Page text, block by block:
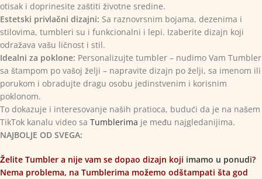
otisak i doprinesite zaštiti životne sredine.
Estetski privlačni dizajni: Sa raznovrsnim bojama, dezenima i
stilovima, tumbleri su i funkcionalni i lepi. Izaberite dizajn koji
odražava vašu ličnost i stil.
Idealni za poklone: Personalizujte tumbler – nudimo Vam Tumbler
sa štampom po vašoj želji – napravite dizajn po želji, sa imenom ili
porukom i obradujte dragu osobu jedinstvenim i korisnim
poklonom.
To dokazuje i interesovanje naših pratioca, budući da je na našem
TikTok kanalu video sa Tumblerima je među najgledanijima.
NAJBOLJE OD SVEGA:
Želite Tumbler a nije vam se dopao dizajn koji imamo u ponudi?
Nema problema, na Tumblerima možemo odštampati šta god